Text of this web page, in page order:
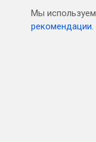
Мы используем
рекомендации.